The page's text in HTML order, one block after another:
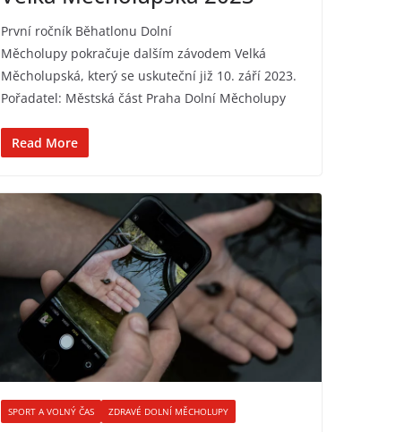
První ročník Běhatlonu Dolní
Měcholupy pokračuje dalším závodem Velká
Měcholupská, který se uskuteční již 10. září 2023.
Pořadatel: Městská část Praha Dolní Měcholupy
Read More
SPORT A VOLNÝ ČAS ZDRAVÉ DOLNÍ MĚCHOLUPY